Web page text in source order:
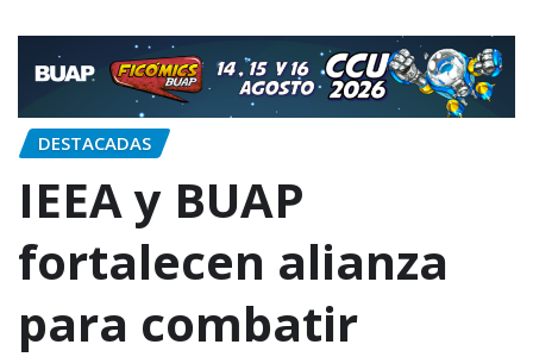
DESTACADAS
IEEA y BUAP
fortalecen alianza
para combatir